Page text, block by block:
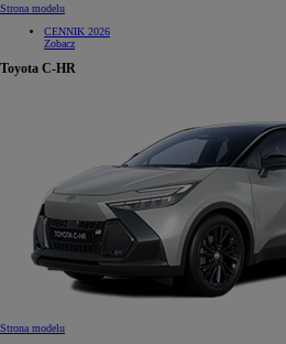
Strona modelu
CENNIK 2026
Zobacz
Toyota C-HR
Strona modelu